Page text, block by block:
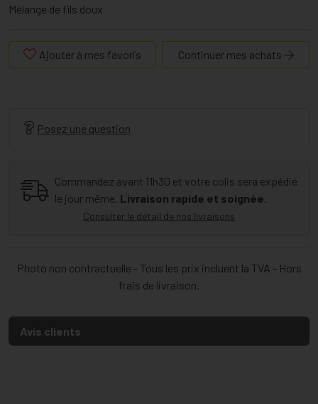
Mélange de fils doux
Ajouter à mes favoris Continuer mes achats
Posez une question
Commandez avant 11h30 et votre colis sera expédié
le jour même. Livraison rapide et soignée.
Consulter le détail de nos livraisons
Photo non contractuelle - Tous les prix incluent la TVA - Hors
frais de livraison.
Avis clients